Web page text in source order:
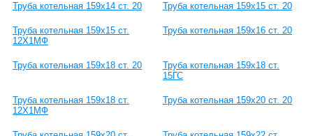
Труба котельная 159х14 ст. 20 Труба котельная 159х15 ст. 20
Труба котельная 159х15 ст.
12Х1МФ
Труба котельная 159х16 ст. 20
Труба котельная 159х18 ст. 20
Труба котельная 159х18 ст.
15ГС
Труба котельная 159х18 ст.
12Х1МФ
Труба котельная 159х20 ст. 20